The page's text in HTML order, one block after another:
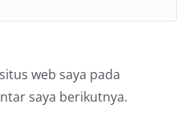
web saya pada
saya berikutnya.